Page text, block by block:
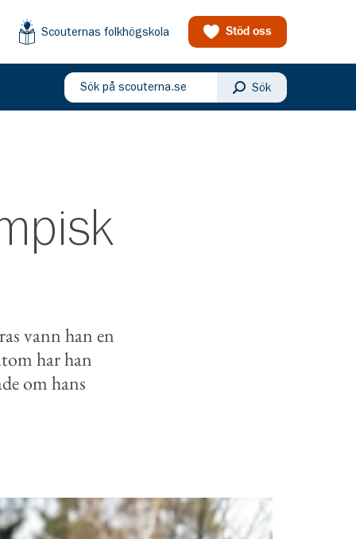
Scouternas folkhögskola Stöd oss
Sök på scouterna.se Sök
vann han en
har han
om hans